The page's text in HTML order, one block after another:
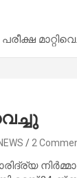
പരീക്ഷ
2